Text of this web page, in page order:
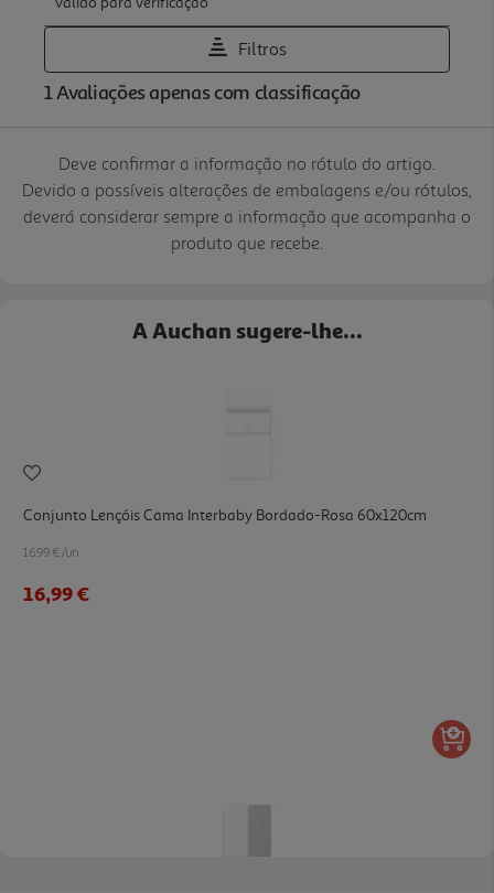
Deve confirmar a informação no rótulo do artigo.
Devido a possíveis alterações de embalagens e/ou rótulos,
deverá considerar sempre a informação que acompanha o
produto que recebe.
A Auchan sugere-lhe...
Conjunto Lençóis Cama Interbaby Bordado-Rosa 60x120cm
16.99 €/un
16,99 €